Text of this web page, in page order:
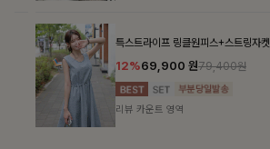
특스트라이프 링클원피스+스트링자켓SET
12%69,900원79,400원
리뷰 카운트 영역